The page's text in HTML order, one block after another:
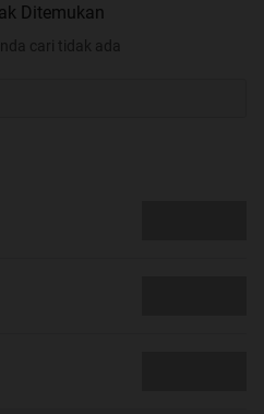
Ditemukan
cari tidak ada